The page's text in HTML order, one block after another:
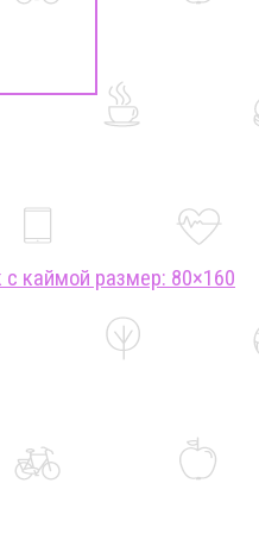
с каймой размер: 80×160